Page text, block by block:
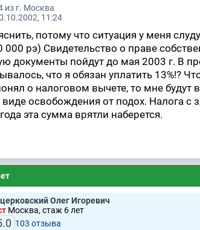
из г. Москва
11:24
потому что ситуация у меня
000 рэ) Свидетельство о праве
документы пойдут до мая 2003 г. В
что я обязан уплатить 13%!?
о налоговом вычете, то мне будут
освобождения от подох. Налога с
эта сумма врятли наберется.
Олег Игоревич
Москва, стаж 6 лет
103 отзывa